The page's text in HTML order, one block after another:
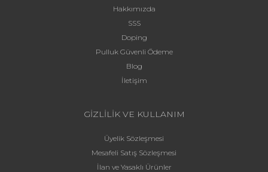
Hakkımızda
SSS
Doping
Pulluk Güvenli Ödeme
Blog
İletişim
GİZLİLİK VE KULLANIM
Üyelik Sözleşmesi
Mesafeli Satış Sözleşmesi
İlan ve Yasaklı Ürünler